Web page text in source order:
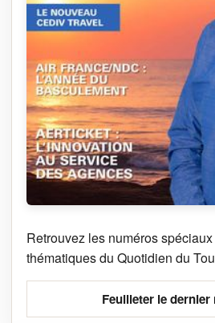
Retrouvez les numéros
thématiques du Quotidien du
Feuilleter le dernier